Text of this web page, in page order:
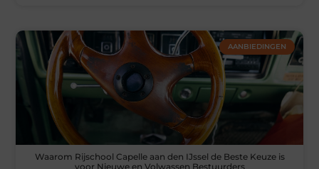
AANBIEDINGEN
Waarom Rijschool Capelle aan den IJssel de Beste Keuze is
voor Nieuwe en Volwassen Bestuurders